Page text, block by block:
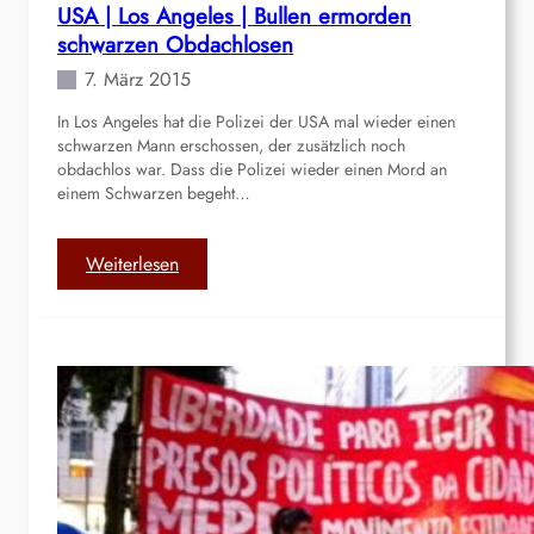
t
s
c
h
l
a
n
d
S
i
e
n
h
e
n
a
n
d
A
t
|
K
ä
m
p
f
USA | Los Angeles | Bullen ermorden
schwarzen Obdachlosen
7. März 2015
In Los Angeles hat die Polizei der USA mal wieder einen
schwarzen Mann erschossen, der zusätzlich noch
obdachlos war. Dass die Polizei wieder einen Mord an
einem Schwarzen begeht…
Weiterlesen:
U
|
L
o
s
A
n